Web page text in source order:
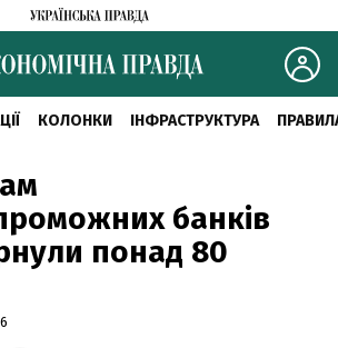
КОЛОНКИ ІНФРАСТРУКТУРА
банків
понад 80